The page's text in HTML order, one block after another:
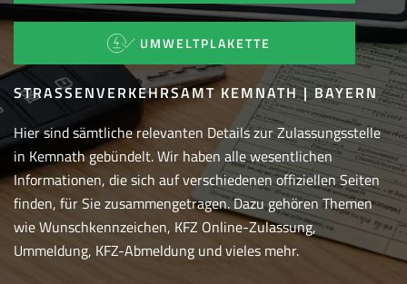
UMWELTPLAKETTE
STRASSENVERKEHRSAMT KEMNATH | BAYERN
Hier sind sämtliche relevanten Details zur Zulassungsstelle
in Kemnath gebündelt. Wir haben alle wesentlichen
Informationen, die sich auf verschiedenen offiziellen Seiten
finden, für Sie zusammengetragen. Dazu gehören Themen
wie Wunschkennzeichen, KFZ Online-Zulassung,
Ummeldung, KFZ-Abmeldung und vieles mehr.